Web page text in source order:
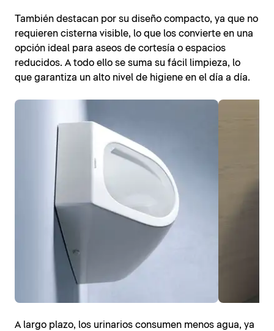
También destacan por su diseño compacto, ya que no
requieren cisterna visible, lo que los convierte en una
opción ideal para aseos de cortesía o espacios
reducidos. A todo ello se suma su fácil limpieza, lo
que garantiza un alto nivel de higiene en el día a día.
A largo plazo, los urinarios consumen menos agua, ya